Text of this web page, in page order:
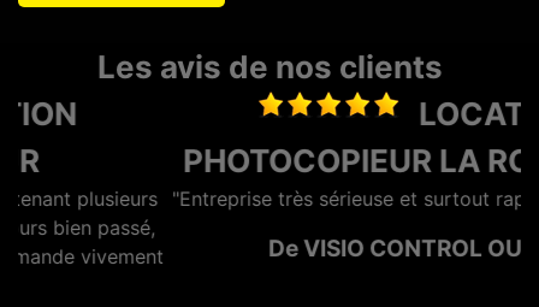
Les avis de nos clients
LOCATION
PHOTOCOPIEUR LA ROCHELLE
"Entreprise très sérieuse et surtout rapide et efficace"
De VISIO CONTROL OUEST